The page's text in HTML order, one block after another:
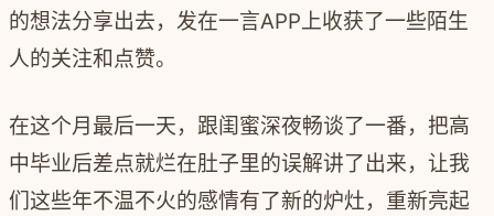
的想法分享出去，发在一言APP上收获了一些陌生
人的关注和点赞。
在这个月最后一天，跟闺蜜深夜畅谈了一番，把高
中毕业后差点就烂在肚子里的误解讲了出来，让我
们这些年不温不火的感情有了新的炉灶，重新亮起